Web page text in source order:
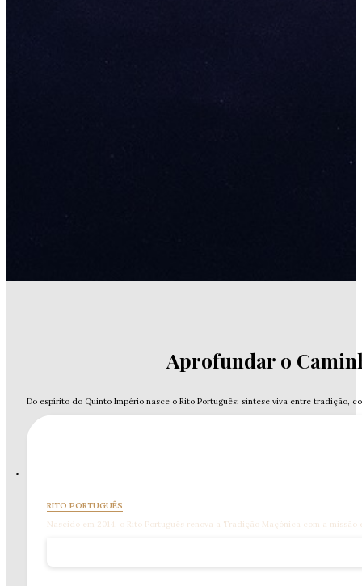
Aprofundar o
Do espírito do Quinto Império nasce o Rito Português: síntese viva entre tradição,
RITO PORTUGUÊS
Nascido em 2014, o Rito Português renova a Tradição Maçónica com a